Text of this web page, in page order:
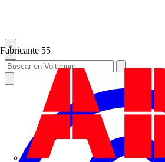
Fabricante 55